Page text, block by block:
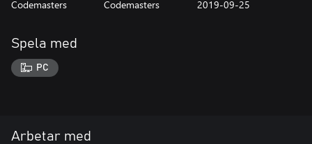
Codemasters Codemasters 2019-09-25
Spela med
PC
Arbetar med